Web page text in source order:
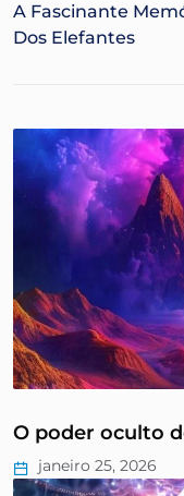
A Fascinante
Dos Elefantes
O poder oculto
janeiro 25, 2026